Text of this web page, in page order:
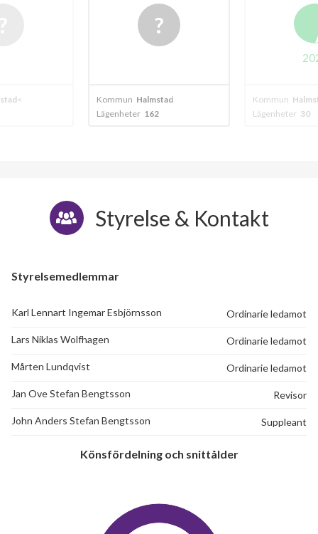
A
Kommun Halmstad
Lägenheter 30
Kommun
Lägenheter 124
Styrelse & Kontakt
Styrelsemedlemmar
Karl Lennart Ingemar Esbjörnsson Ordinarie ledamot
Lars Niklas Wolfhagen Ordinarie ledamot
Mårten Lundqvist Ordinarie ledamot
Jan Ove Stefan Bengtsson Revisor
John Anders Stefan Bengtsson Suppleant
Könsfördelning och snittålder